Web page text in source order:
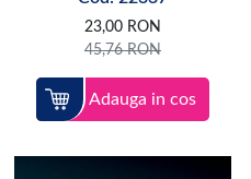
23,00 RON
45,76RON
Adauga in cos